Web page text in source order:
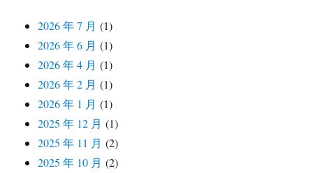
2026 年 7 月 (1)
2026 年 6 月 (1)
2026 年 4 月 (1)
2026 年 2 月 (1)
2026 年 1 月 (1)
2025 年 12 月 (1)
2025 年 11 月 (2)
2025 年 10 月 (2)